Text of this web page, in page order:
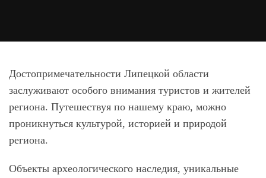
Достопримечательности Липецкой области
заслуживают особого внимания туристов и жителей
региона. Путешествуя по нашему краю, можно
проникнуться культурой, историей и природой
региона.
Объекты археологического наследия, уникальные